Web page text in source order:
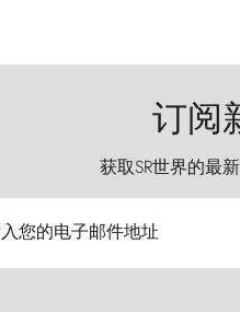
订阅
获取SR世界的最
您的电子邮件地址